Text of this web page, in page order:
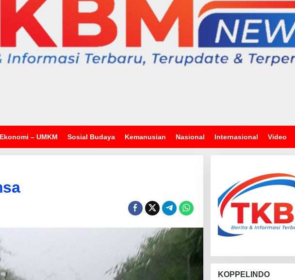
Ekonomi – UMKM Sosial Budaya Kemanusian Nasional Internasional Video
KOPPELINDO